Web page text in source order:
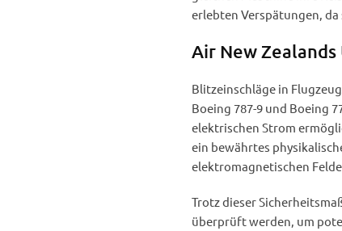
erlebten Verspätungen,
Air New
Blitzeinschläge in
Boeing 787-9 und Boeing
elektrischen Strom
ein bewährtes
elektromagnetischen
Trotz dieser
überprüft werden, um